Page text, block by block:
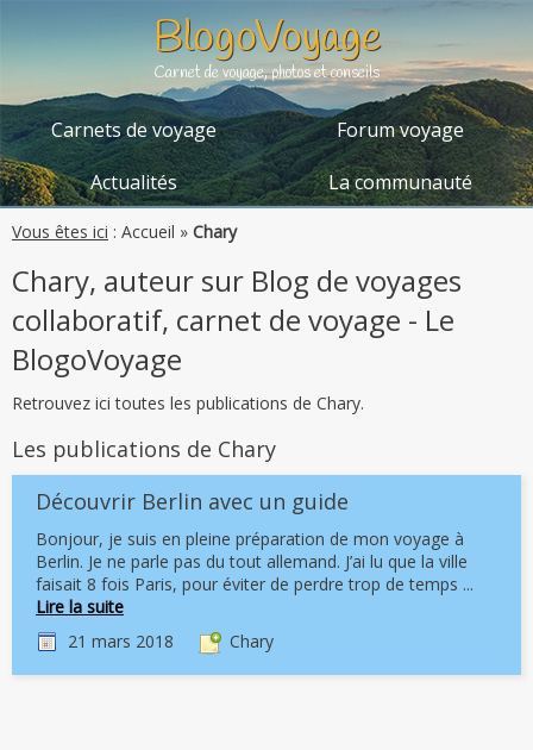
BlogoVoyage
Carnet de voyage, photos et conseils
Carnets de voyage
Forum voyage
Actualités
La communauté
Vous êtes ici : Accueil » Chary
Chary, auteur sur Blog de voyages
collaboratif, carnet de voyage - Le
BlogoVoyage
Retrouvez ici toutes les publications de Chary.
Les publications de Chary
Découvrir Berlin avec un guide
Bonjour, je suis en pleine préparation de mon voyage à
Berlin. Je ne parle pas du tout allemand. J’ai lu que la ville
faisait 8 fois Paris, pour éviter de perdre trop de temps ...
Lire la suite
21 mars 2018
Chary